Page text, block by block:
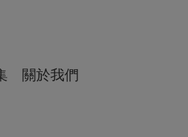
關於我們